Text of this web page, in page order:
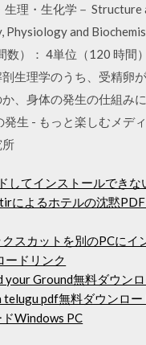
理・生化学－ Structure
Physiology and
数）： 4単位（120 時間
生理学のうち、受精卵が
、身体の発生の仕組み
生 - もっと楽しむメデ
所
してインストールできな
によるホテルの沈黙
スカットを別のPCにイ
ードリンク
your Ground無料ダウン
pdf無料ダウンロー
Windows PC